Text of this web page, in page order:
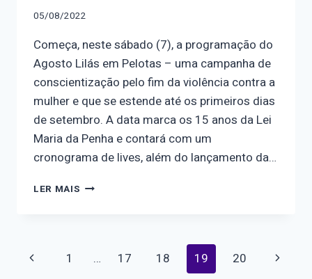
05/08/2022
Começa, neste sábado (7), a programação do
Agosto Lilás em Pelotas – uma campanha de
conscientização pelo fim da violência contra a
mulher e que se estende até os primeiros dias
de setembro. A data marca os 15 anos da Lei
Maria da Penha e contará com um
cronograma de lives, além do lançamento da…
LER MAIS PROGRAMAÇÃO
NESTE
Navegação
Página
1 … 17 18 19 20
Página